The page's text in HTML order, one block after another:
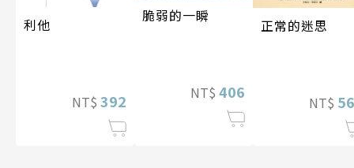
利他
NT$ 392
脆弱的一瞬
NT$ 406
正常的迷思
NT$